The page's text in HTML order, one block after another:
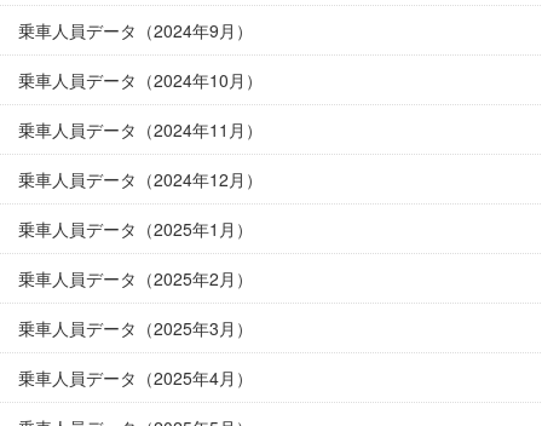
乗車人員データ（2024年9月）
乗車人員データ（2024年10月）
乗車人員データ（2024年11月）
乗車人員データ（2024年12月）
乗車人員データ（2025年1月）
乗車人員データ（2025年2月）
乗車人員データ（2025年3月）
乗車人員データ（2025年4月）